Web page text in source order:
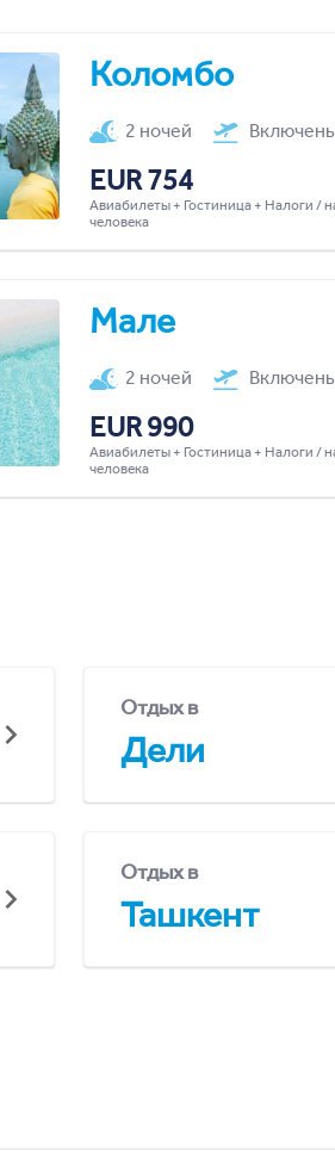
Коломбо
2 ночей
EUR 754
Авиабилеты + Гостиница + Налоги /
человека
Мале
2 ночей
EUR 990
Авиабилеты + Гостиница + Налоги /
человека
Отдых в
Дели
Отдых в
Ташкент